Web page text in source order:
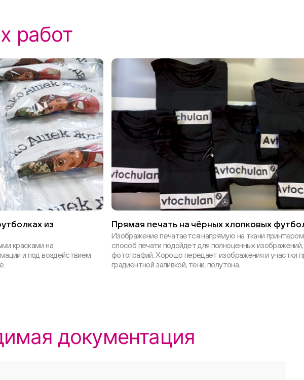
работ
из
красками на
и под воздействием
Прямая печать на чёрных хлопковых
Изображение печатается напрямую на ткани
способ печати подойдет для полноценных
фотографий. Хорошо передает изображения и участки
градиентной заливкой, тени, полутона.
документация